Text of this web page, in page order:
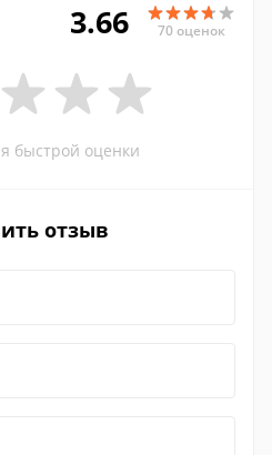
3.66 70 оценок
быстрой оценки
отзыв